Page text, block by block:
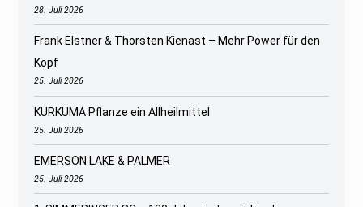
28. Juli 2026
Frank Elstner & Thorsten Kienast – Mehr Power für den
Kopf
25. Juli 2026
KURKUMA Pflanze ein Allheilmittel
25. Juli 2026
EMERSON LAKE & PALMER
25. Juli 2026